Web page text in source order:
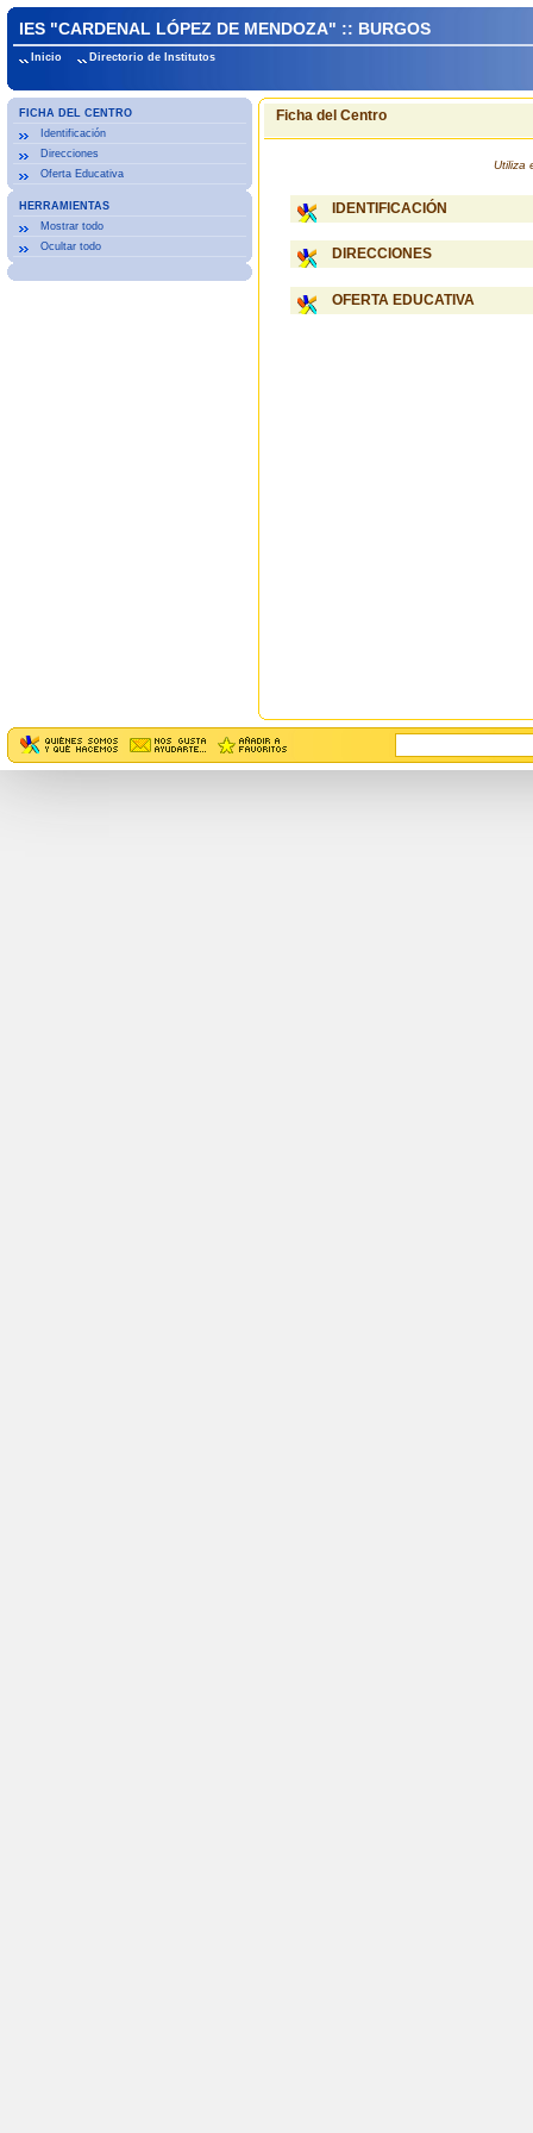
IES "CARDENAL LÓPEZ DE MENDOZA" :: BURGOS
Inicio Directorio de Institutos
FICHA DEL CENTRO
Identificación
Direcciones
Oferta Educativa
HERRAMIENTAS
Mostrar todo
Ocultar todo
Ficha del Centro
Utiliza
IDENTIFICACIÓN
DIRECCIONES
OFERTA EDUCATIVA